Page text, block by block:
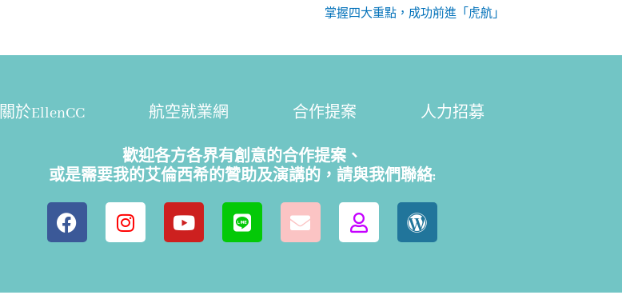
掌握四大重點，成功前進「虎航」
關於EllenCC 航空就業網 合作提案 人力招募
歡迎各方各界有創意的合作提案、
或是需要我的艾倫西希的贊助及演講的，請與我們聯絡: